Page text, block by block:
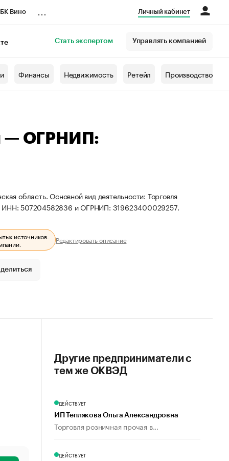
Вино Личный кабинет
Стать экспертом Управлять компанией
Финансы Недвижимость Ретейл Производство
— ОГРНИП:
область. Основной вид деятельности: Торговля
ИНН: 507204582836 и ОГРНИП: 319623400029257.
источников.
Редактировать описание
Другие предприниматели с
тем же ОКВЭД
ДЕЙСТВУЕТ
ИП Теплякова Ольга Александровна
Торговля розничная прочая в...
ДЕЙСТВУЕТ